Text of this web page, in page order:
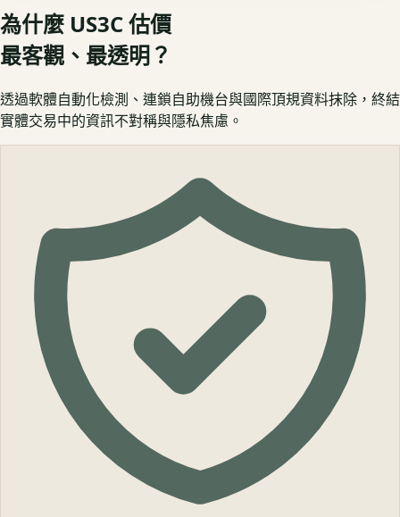
為什麼 US3C 估價
最客觀、最透明？
透過軟體自動化檢測、連鎖自助機台與國際頂規資料抹除，終結
實體交易中的資訊不對稱與隱私焦慮。